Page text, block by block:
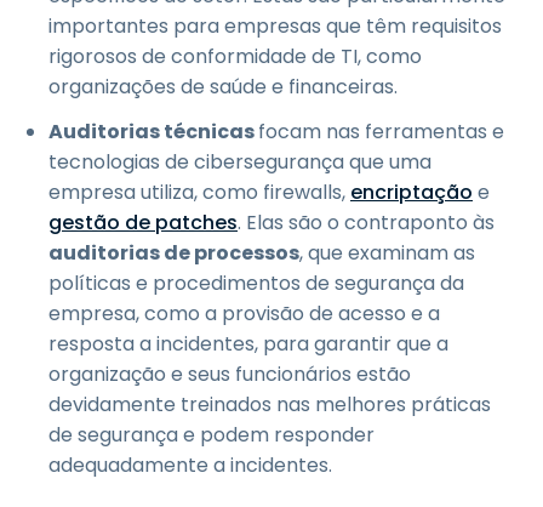
importantes para empresas que têm requisitos
rigorosos de conformidade de TI, como
organizações de saúde e financeiras.
Auditorias técnicasfocam nas ferramentas e
tecnologias de cibersegurança que uma
empresa utiliza, como firewalls, encriptação e
gestão de patches. Elas são o contraponto às
auditorias de processos, que examinam as
políticas e procedimentos de segurança da
empresa, como a provisão de acesso e a
resposta a incidentes, para garantir que a
organização e seus funcionários estão
devidamente treinados nas melhores práticas
de segurança e podem responder
adequadamente a incidentes.